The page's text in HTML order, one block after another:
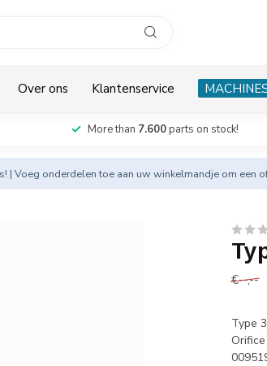
Over ons Klantenservice
More than 7.600parts on stock!
| Voeg onderdelen toe aan uw winkelmandje om een
€--,--
Type